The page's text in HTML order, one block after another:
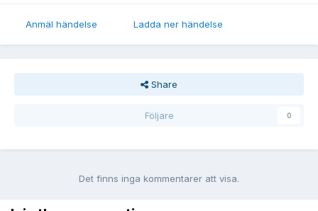
Anmäl händelse Ladda ner händelse
Share
Följare 0
Det finns inga kommentarer att visa.